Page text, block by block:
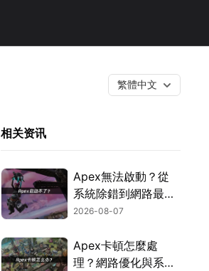
繁體中文
相关资讯
Apex無法啟動？從
系統除錯到網路最佳
化的完整攻略！
2026-08-07
Apex卡頓怎麼處
理？網路優化與系統